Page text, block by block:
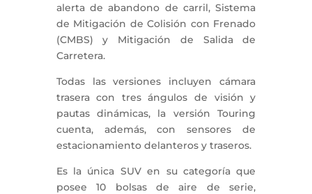
alerta de abandono de carril, Sistema
de Mitigación de Colisión con Frenado
(CMBS) y Mitigación de Salida de
Carretera.
Todas las versiones incluyen cámara
trasera con tres ángulos de visión y
pautas dinámicas, la versión Touring
cuenta, además, con sensores de
estacionamiento delanteros y traseros.
Es la única SUV en su categoría que
posee 10 bolsas de aire de serie,